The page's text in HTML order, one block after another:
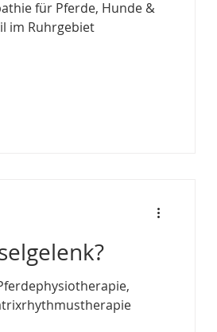
für Pferde, Hunde &
im Ruhrgebiet